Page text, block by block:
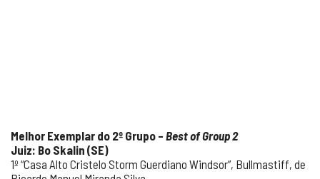
Melhor Exemplar do 2º Grupo – Best of Group 2
Juiz: Bo Skalin (SE)
1º “Casa Alto Cristelo Storm Guerdiano Windsor”, Bullmastiff, de